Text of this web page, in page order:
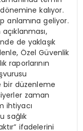
kalıyor.
anlamına geliyor.
açıklanması,
de yaklaşık
Özel Güvenlik
raporlarının
bir düzenleme
zaman
ihtiyacı
sağlık
ifadelerini